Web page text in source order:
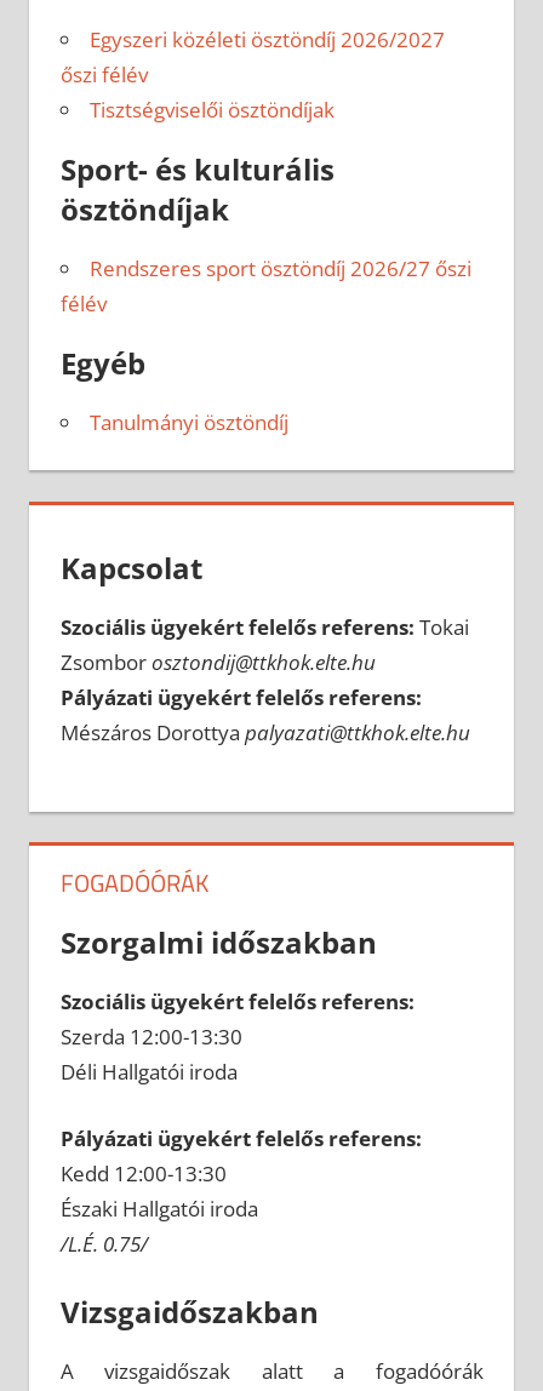
Egyszeri közéleti ösztöndíj 2026/2027
őszi félév
Tisztségviselői ösztöndíjak
Sport- és kulturális
ösztöndíjak
Rendszeres sport ösztöndíj 2026/27 őszi
félév
Egyéb
Tanulmányi ösztöndíj
Kapcsolat
Szociális ügyekért felelős referens: Tokai
Zsomborosztondij@ttkhok.elte.hu
Pályázati ügyekért felelős referens:
Mészáros Dorottya palyazati@ttkhok.elte.hu
FOGADÓÓRÁK
Szorgalmi időszakban
Szociális ügyekért felelős referens:
Szerda 12:00-13:30
Déli Hallgatói iroda
Pályázati ügyekért felelős referens:
Kedd 12:00-13:30
Északi Hallgatói iroda
/L.É. 0.75/
Vizsgaidőszakban
A vizsgaidőszak alatt a fogadóórák